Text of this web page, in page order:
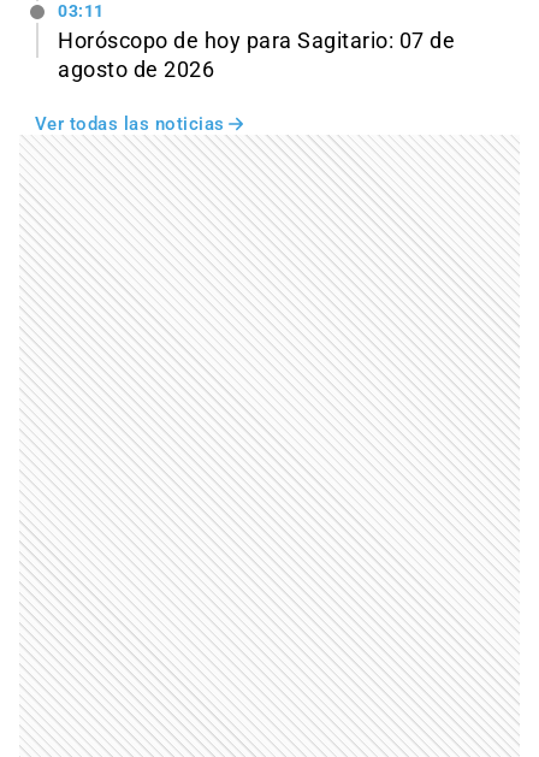
03:11
Horóscopo de hoy para Sagitario: 07 de
agosto de 2026
Ver todas las noticias